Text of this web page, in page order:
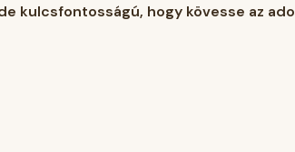
kulcsfontosságú, hogy kövesse az